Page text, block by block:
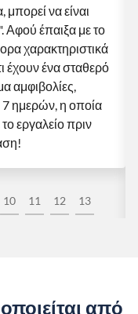
10 11 12 13
μπορεί να είναι
Αφού έπαιξα με το
χαρακτηριστικά
έχουν ένα σταθερό
αμφιβολίες,
ημερών, η οποία
εργαλείο πριν
από